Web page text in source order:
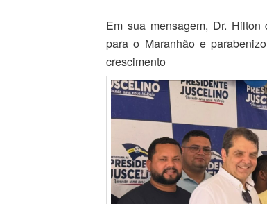
Em sua mensagem, Dr.
para o Maranhão e